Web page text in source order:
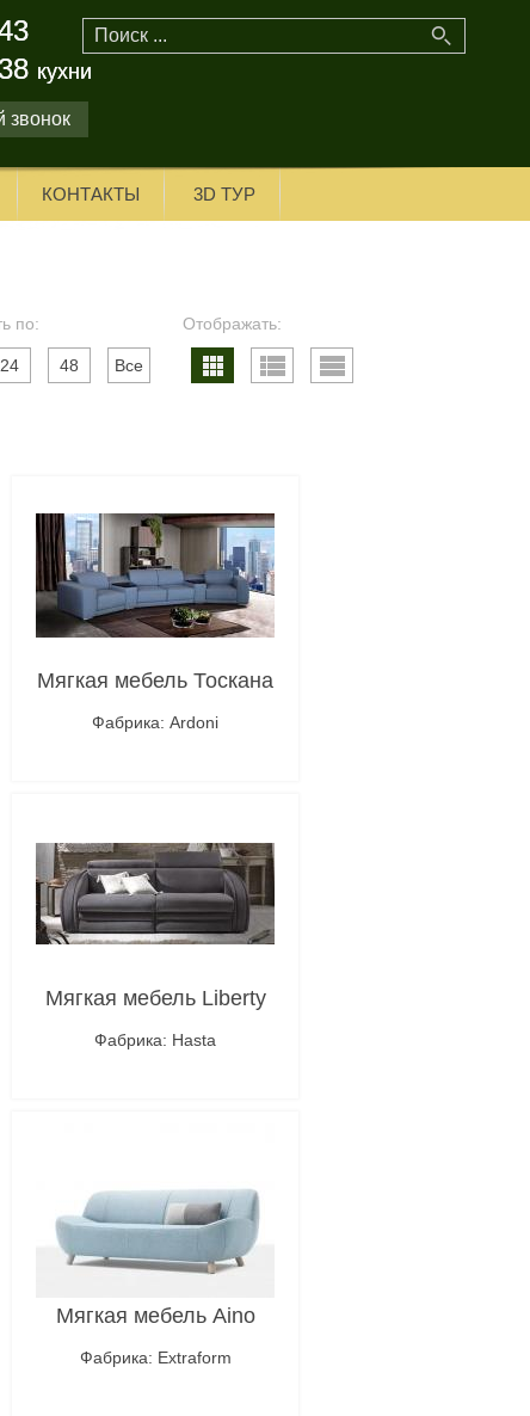
кухни
звонок
кухни
КОНТАКТЫ 3D ТУР
по:
24 48 Все
Отображать:
Мягкая мебель Тоскана
Фабрика: Ardoni
Мягкая мебель Liberty
Фабрика: Hasta
Мягкая мебель Aino
Фабрика: Extraform